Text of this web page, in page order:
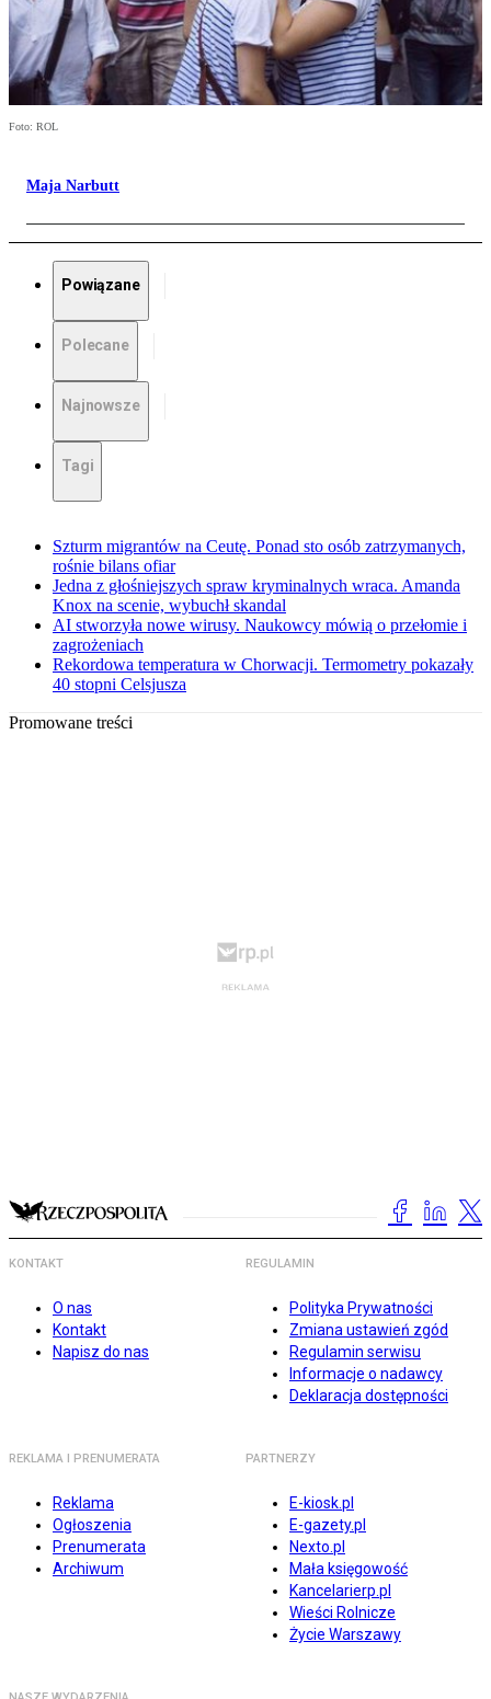
Foto: ROL
Maja Narbutt
Powiązane
Polecane
Najnowsze
Tagi
Szturm migrantów na Ceutę. Ponad sto osób zatrzymanych,
rośnie bilans ofiar
Jedna z głośniejszych spraw kryminalnych wraca. Amanda
Knox na scenie, wybuchł skandal
AI stworzyła nowe wirusy. Naukowcy mówią o przełomie i
zagrożeniach
Rekordowa temperatura w Chorwacji. Termometry pokazały
40 stopni Celsjusza
Promowane treści
KONTAKT
O nas
Kontakt
Napisz do nas
REGULAMIN
Polityka Prywatności
Zmiana ustawień zgód
Regulamin serwisu
Informacje o nadawcy
Deklaracja dostępności
REKLAMA I PRENUMERATA
Reklama
Ogłoszenia
Prenumerata
Archiwum
PARTNERZY
E-kiosk.pl
E-gazety.pl
Nexto.pl
Mała księgowość
Kancelarierp.pl
Wieści Rolnicze
Życie Warszawy